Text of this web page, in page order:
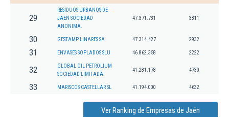
29
RESIDUOS URBANOS DE
JAEN SOCIEDAD
ANONIMA.
47.371.731 3811
30 GESTAMP LINARES SA 47.314.427 2932
31 ENVASES SOPLADOS SLU 46.862.358 2222
32
GLOBAL OIL PETROLIUM
SOCIEDAD LIMITADA.
41.281.178 4730
33 MARISCOS CASTELLAR SL 41.194.000 4632
Ver Ranking de Empresas de Jaén